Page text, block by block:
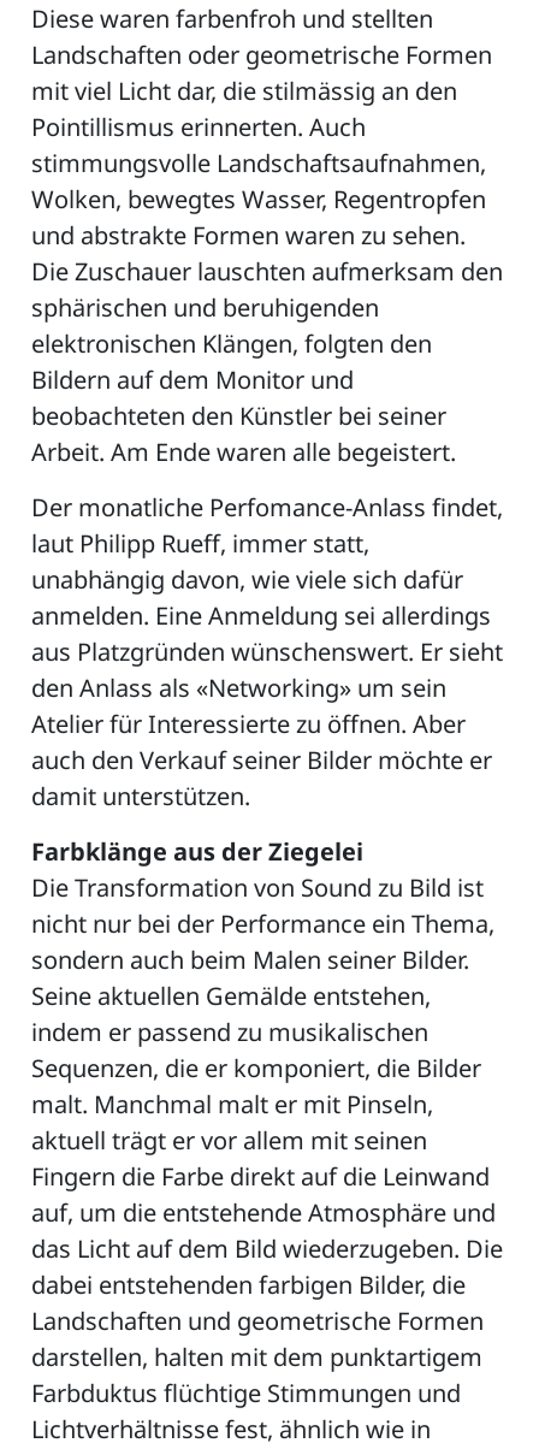
Diese waren farbenfroh und stellten
Landschaften oder geometrische Formen
mit viel Licht dar, die stilmässig an den
Pointillismus erinnerten. Auch
stimmungsvolle Landschaftsaufnahmen,
Wolken, bewegtes Wasser, Regentropfen
und abstrakte Formen waren zu sehen.
Die Zuschauer lauschten aufmerksam den
sphärischen und beruhigenden
elektronischen Klängen, folgten den
Bildern auf dem Monitor und
beobachteten den Künstler bei seiner
Arbeit. Am Ende waren alle begeistert.
Der monatliche Perfomance-Anlass findet,
laut Philipp Rueff, immer statt,
unabhängig davon, wie viele sich dafür
anmelden. Eine Anmeldung sei allerdings
aus Platzgründen wünschenswert. Er sieht
den Anlass als «Networking» um sein
Atelier für Interessierte zu öffnen. Aber
auch den Verkauf seiner Bilder möchte er
damit unterstützen.
Farbklänge aus der Ziegelei
Die Transformation von Sound zu Bild ist
nicht nur bei der Performance ein Thema,
sondern auch beim Malen seiner Bilder.
Seine aktuellen Gemälde entstehen,
indem er passend zu musikalischen
Sequenzen, die er komponiert, die Bilder
malt. Manchmal malt er mit Pinseln,
aktuell trägt er vor allem mit seinen
Fingern die Farbe direkt auf die Leinwand
auf, um die entstehende Atmosphäre und
das Licht auf dem Bild wiederzugeben. Die
dabei entstehenden farbigen Bilder, die
Landschaften und geometrische Formen
darstellen, halten mit dem punktartigem
Farbduktus flüchtige Stimmungen und
Lichtverhältnisse fest, ähnlich wie in